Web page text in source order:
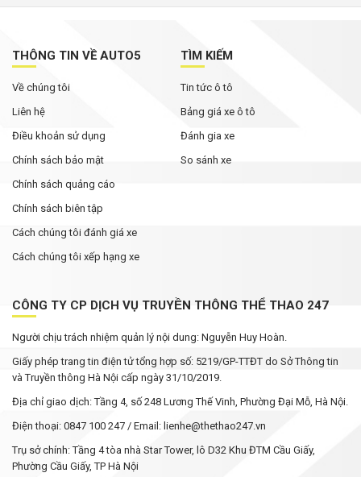
THÔNG TIN VỀ AUTO5
Về chúng tôi
Liên hệ
Điều khoản sử dụng
Chính sách bảo mật
Chính sách quảng cáo
Chính sách biên tập
Cách chúng tôi đánh giá xe
Cách chúng tôi xếp hạng xe
TÌM KIẾM
Tin tức ô tô
Bảng giá xe ô tô
Đánh gia xe
So sánh xe
CÔNG TY CP DỊCH VỤ TRUYỀN THÔNG THỂ THAO 247
Người chịu trách nhiệm quản lý nội dung: Nguyễn Huy Hoàn.
Giấy phép trang tin điện tử tổng hợp số: 5219/GP-TTĐT do Sở Thông tin
và Truyền thông Hà Nội cấp ngày 31/10/2019.
Địa chỉ giao dịch: Tầng 4, số 248 Lương Thế Vinh, Phường Đại Mỗ, Hà Nội.
Điện thoại: 0847 100 247 / Email: lienhe@thethao247.vn
Trụ sở chính: Tầng 4 tòa nhà Star Tower, lô D32 Khu ĐTM Cầu Giấy,
Phường Cầu Giấy, TP Hà Nội